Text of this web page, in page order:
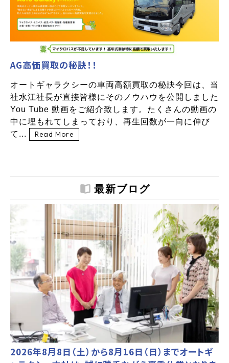
AG高価買取の秘訣！！
オートギャラクシーの車両高額買取の秘訣今回は、当
社水江社長が直接皆様にそのノウハウを公開しました
You Tube 動画をご紹介致します。たくさんの動画の
中に埋もれてしまっており、再生回数が一向に伸び
て...
Read More
最新ブログ
2026年8月8日（土）から8月16日（日）までオートギ